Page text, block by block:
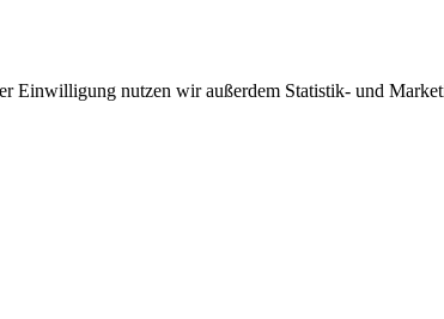
Einwilligung nutzen wir außerdem Statistik- und